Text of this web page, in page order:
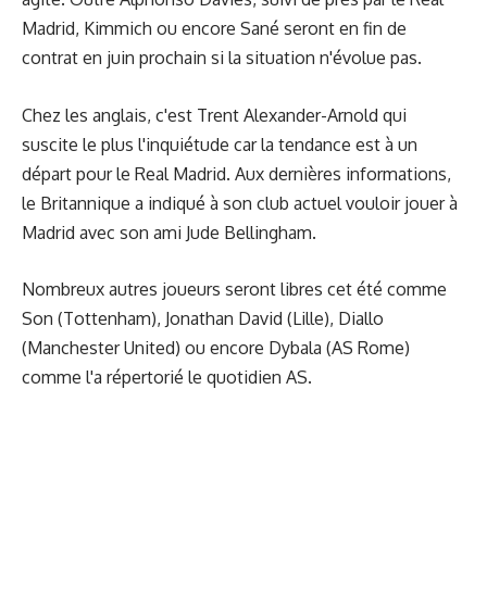
Madrid, Kimmich ou encore Sané seront en fin de
contrat en juin prochain si la situation n'évolue pas.
Chez les anglais, c'est Trent Alexander-Arnold qui
suscite le plus l'inquiétude car la tendance est à un
départ pour le Real Madrid. Aux dernières informations,
le Britannique a indiqué à son club actuel vouloir jouer à
Madrid avec son ami Jude Bellingham.
Nombreux autres joueurs seront libres cet été comme
Son (Tottenham), Jonathan David (Lille), Diallo
(Manchester United) ou encore Dybala (AS Rome)
comme l'a répertorié le quotidien AS.